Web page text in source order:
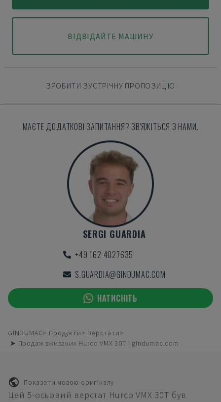
ВІДВІДАЙТЕ МАШИНУ
ЗРОБИТИ ЗУСТРІЧНУ ПРОПОЗИЦІЮ
МАЄТЕ ДОДАТКОВІ ЗАПИТАННЯ? ЗВ'ЯЖІТЬСЯ З НАМИ.
SERGI GUARDIA
+49 162 4027635
S.GUARDIA@GINDUMAC.COM
НАТИСНІТЬ
GINDUMAC Продукти
Верстати
➤ Продаж вживаних Hurco VMX 30T | gindumac.com
Показати мовою оригіналу
Цей 5-осьовий верстат Hurco VMX 30T був